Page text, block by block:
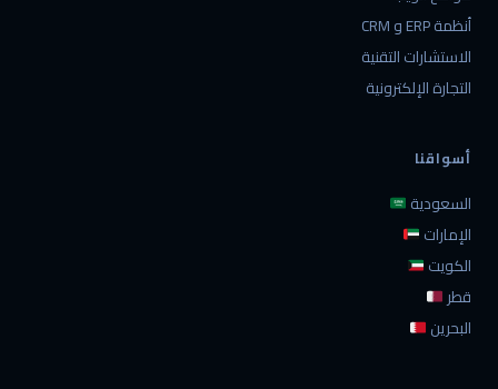
أنظمة ERP و CRM
الاستشارات التقنية
التجارة الإلكترونية
أسواقنا
السعودية
الإمارات
الكويت
قطر
البحرين